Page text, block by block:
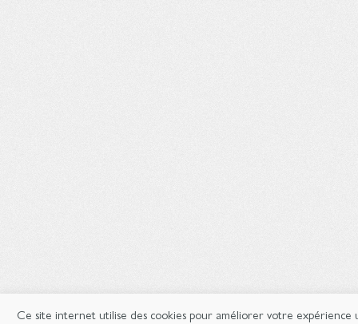
Ce site internet utilise des cookies pour améliorer votre expérience